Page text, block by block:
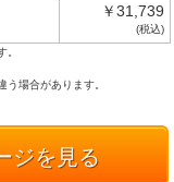
￥31,739
(税込)
。
場合があります。
ジを見る